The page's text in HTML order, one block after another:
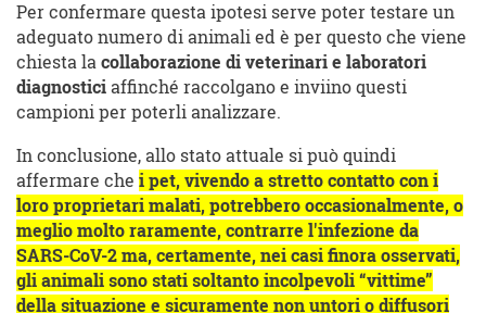
Per confermare questa ipotesi serve poter testare un
adeguato numero di animali ed è per questo che viene
chiesta la collaborazione di veterinari e laboratori
diagnostici affinché raccolgano e inviino questi
campioni per poterli analizzare.
In conclusione, allo stato attuale si può quindi
affermare che i pet, vivendo a stretto contatto con i
loro proprietari malati, potrebbero occasionalmente, o
meglio molto raramente, contrarre l'infezione da
SARS-CoV-2 ma, certamente, nei casi finora osservati,
gli animali sono stati soltanto incolpevoli “vittime”
della situazione e sicuramente non untori o diffusori